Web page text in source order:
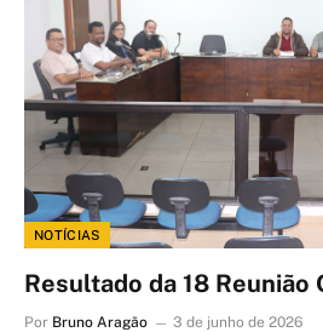
NOTÍCIAS
Resultado da 18 Reunião
Por Bruno Aragão 3 de junho de 2026